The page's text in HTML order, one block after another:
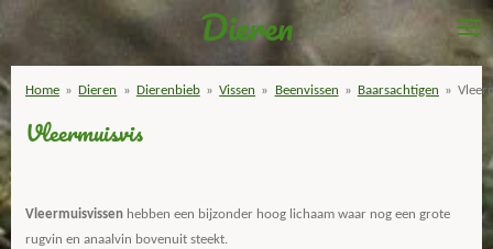
de
hoofdinhoud
Dieren
Home » Dieren » Dierenbieb » Vissen » Beenvissen » Baarsachtigen »
Vleermuisvis
Vleermuisvissen hebben een bijzonder hoog lichaam waar nog een grote
rugvin en anaalvin bovenuit steekt.